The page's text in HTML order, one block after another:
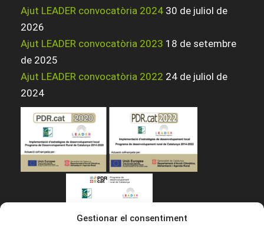
Gestionar el consentiment
Ajut LEADER convocatòria 2024 30 de juliol de
2026
Ajut LEADER convocatòria 2023 18 de setembre
de 2025
Ajut LEADER convocatòria 2022 24 de juliol de
2024